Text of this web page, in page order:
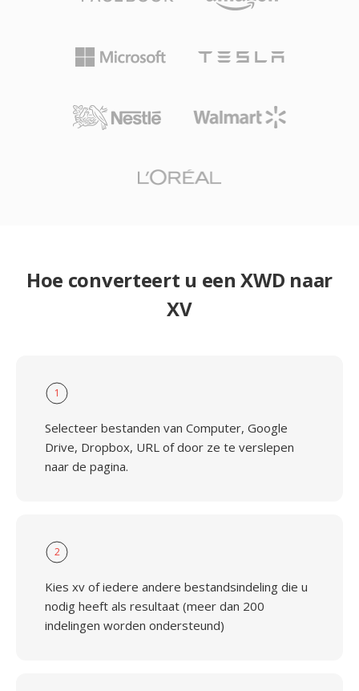
Hoe converteert u een XWD naar
XV
1
Selecteer bestanden van Computer, Google
Drive, Dropbox, URL of door ze te verslepen
naar de pagina.
2
Kies xv of iedere andere bestandsindeling die u
nodig heeft als resultaat (meer dan 200
indelingen worden ondersteund)